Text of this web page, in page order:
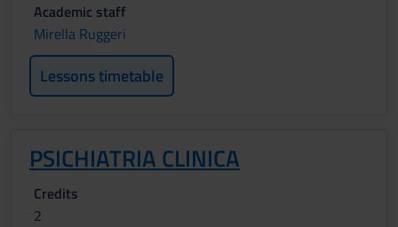
Academic staff
Mirella Ruggeri
Lessons timetable
PSICHIATRIA CLINICA
Credits
2